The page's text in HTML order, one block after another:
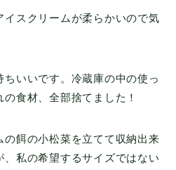
スクリームが柔らかいので気
いいです。冷蔵庫の中の使っ
食材、全部捨てました！
の餌の小松菜を立てて収納出来
、私の希望するサイズではない